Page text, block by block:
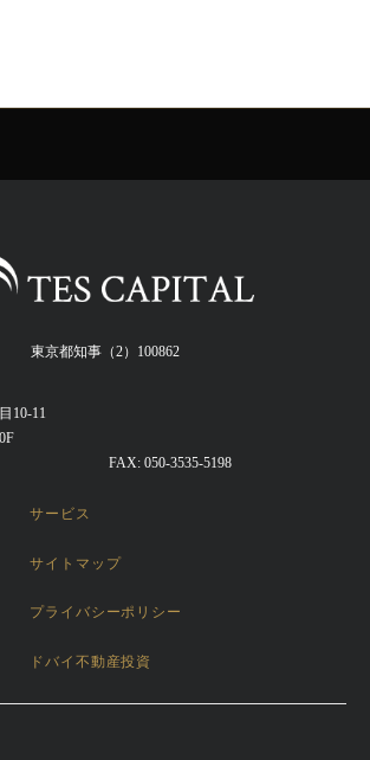
東京都知事（2）100862
10-11
FAX: 050-3535-5198
サービス
サイトマップ
プライバシーポリシー
ドバイ不動産投資